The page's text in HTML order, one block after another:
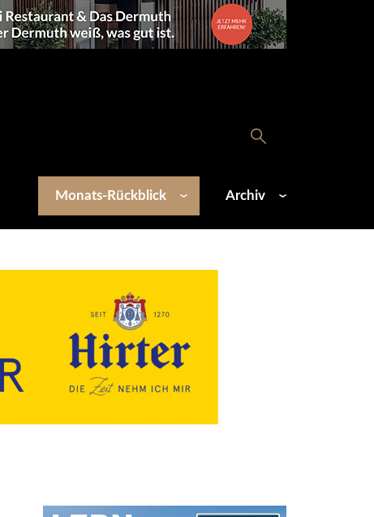
Monats-Rückblick Archiv